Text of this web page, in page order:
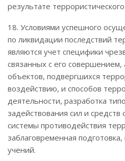
результате террористического
18. Условиями успешного
по ликвидации последствий
являются учет специфики
связанных с его совершением,
объектов, подвергшихся
воздействию, и способов
деятельности, разработка
задействования сил и
системы противодействия
заблаговременная
учений.